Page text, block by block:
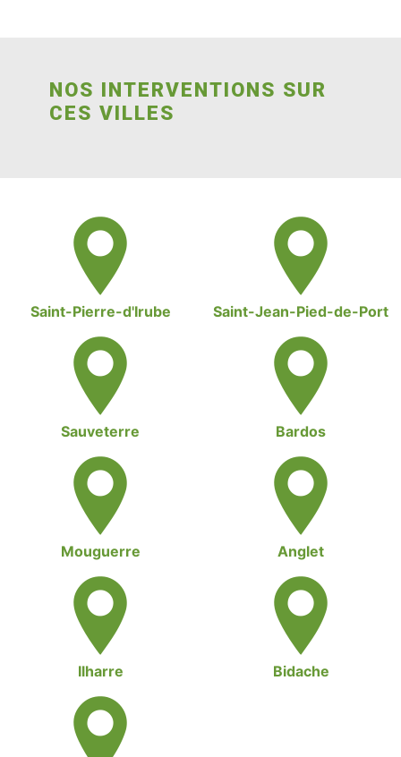
NOS INTERVENTIONS SUR
CES VILLES
Saint-Pierre-d'Irube Saint-Jean-Pied-de-Port
Sauveterre Bardos
Mouguerre Anglet
Ilharre Bidache